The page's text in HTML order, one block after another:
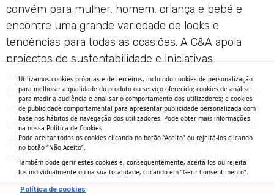
convém para mulher, homem, criança e bebé e
encontre uma grande variedade de looks e
tendências para todas as ocasiões. A C&A apoia
projectos de sustentabilidade e iniciativas
socialmente comprometidas, oferecendo-lhe
colecções feitas com materiais reciclados e algodão
orgânico. Visite a C&A Forum Madeira e desfrute de
uma experiência de compra única, onde o pessoal
da loja terá todo o gosto em apresentar-lhe as
melhores opções para si e para a sua família.
Utilizamos cookies próprias e de terceiros, incluindo cookies de personalização
para melhorar a qualidade do produto ou serviço oferecido; cookies de análise
para medir a audiência e analisar o comportamento dos utilizadores; e cookies
de publicidade comportamental para apresentar publicidade personalizada com
base nos hábitos de navegação dos utilizadores. Pode obter mais informações
na nossa Política de Cookies.
Pode aceitar todos os cookies clicando no botão “Aceito” ou rejeitá-los clicando
no botão “Não Aceito”.
Também pode gerir estes cookies e, consequentemente, aceitá-los ou rejeitá-
los individualmente ou na sua totalidade, clicando em “Gerir Consentimento”.
Política de cookies